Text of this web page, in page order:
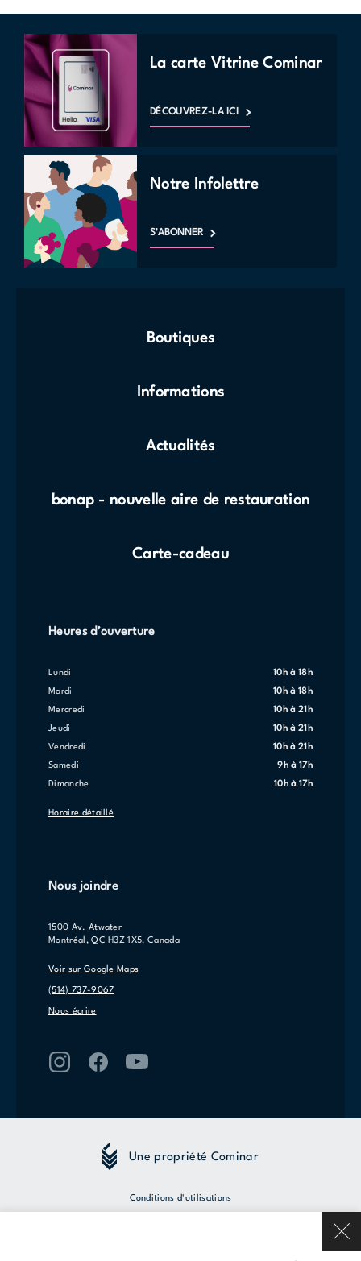
La carte Vitrine Cominar
DÉCOUVREZ-LA ICI
Notre Infolettre
S'ABONNER
Boutiques
Informations
Actualités
bonap - nouvelle aire de restauration
Carte-cadeau
Heures d’ouverture
lundi 10h à 18h
mardi 10h à 18h
mercredi 10h à 21h
jeudi 10h à 21h
vendredi 10h à 21h
samedi 9h à 17h
dimanche 10h à 17h
Horaire détaillé
Nous joindre
1500 Av. Atwater
Montréal, QC H3Z 1X5, Canada
Voir sur Google Maps
(514) 737-9067
Nous écrire
Une propriété Cominar
Conditions d'utilisations